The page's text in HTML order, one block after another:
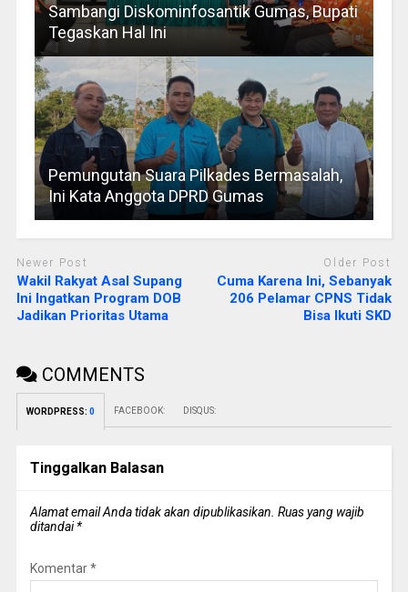
Sambangi Diskominfosantik Gumas, Bupati
Tegaskan Hal Ini
Pemungutan Suara Pilkades Bermasalah,
Ini Kata Anggota DPRD Gumas
Newer Post
Wakil Rakyat Asal Supang
Ini Ingatkan Program DOB
Jadikan Prioritas Utama
Older Post
Cuma Karena Ini, Sebanyak
206 Pelamar CPNS Tidak
Bisa Ikuti SKD
COMMENTS
WORDPRESS: 0 FACEBOOK: DISQUS:
Tinggalkan Balasan
Alamat email Anda tidak akan dipublikasikan. Ruas yang wajib
ditandai*
Komentar*